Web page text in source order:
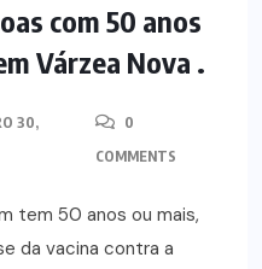
com 50 anos
Várzea Nova .
30,
0
COMMENTS
tem 50 anos ou mais,
da vacina contra a